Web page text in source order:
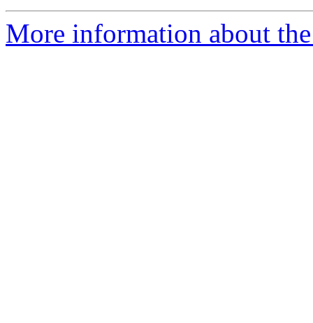
More information about